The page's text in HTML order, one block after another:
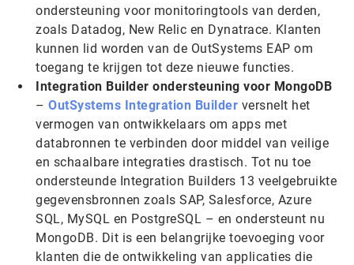
ondersteuning voor monitoringtools van derden,
zoals Datadog, New Relic en Dynatrace. Klanten
kunnen lid worden van de OutSystems EAP om
toegang te krijgen tot deze nieuwe functies.
Integration Builder ondersteuning voor MongoDB
– OutSystems Integration Builder versnelt het
vermogen van ontwikkelaars om apps met
databronnen te verbinden door middel van veilige
en schaalbare integraties drastisch. Tot nu toe
ondersteunde Integration Builders 13 veelgebruikte
gegevensbronnen zoals SAP, Salesforce, Azure
SQL, MySQL en PostgreSQL – en ondersteunt nu
MongoDB. Dit is een belangrijke toevoeging voor
klanten die de ontwikkeling van applicaties die